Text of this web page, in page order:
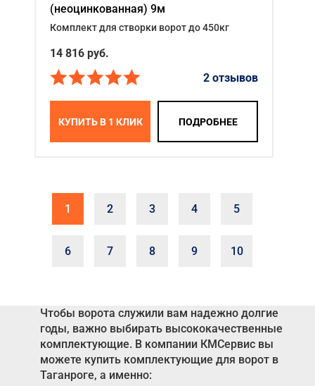
(неоцинкованная) 9м
Комплект для створки ворот до 450кг
14 816 руб.
2 отзывов
КУПИТЬ В 1 КЛИК ПОДРОБНЕЕ
1 2 3 4 5
6 7 8 9 10
Чтобы ворота служили вам надежно долгие
годы, важно выбирать высококачественные
комплектующие. В компании КМСервис вы
можете купить комплектующие для ворот в
Таганроге, а именно: